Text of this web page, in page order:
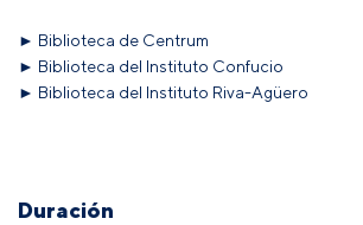
► Biblioteca de Centrum
► Biblioteca del Instituto Confucio
► Biblioteca del Instituto Riva-Agüero
Duración